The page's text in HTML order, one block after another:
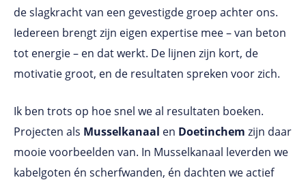
de slagkracht van een gevestigde groep achter ons.
Iedereen brengt zijn eigen expertise mee – van beton
tot energie – en dat werkt. De lijnen zijn kort, de
motivatie groot, en de resultaten spreken voor zich.
Ik ben trots op hoe snel we al resultaten boeken.
Projecten als Musselkanaal en Doetinchem zijn daar
mooie voorbeelden van. In Musselkanaal leverden we
kabelgoten én scherfwanden, én dachten we actief